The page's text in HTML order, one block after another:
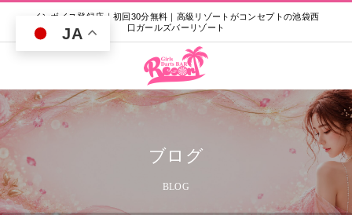
インボイス登録店｜初回30分無料｜高級リゾートがコンセプトの池袋西
口ガールズバーリゾート
ブログ
BLOG
JA